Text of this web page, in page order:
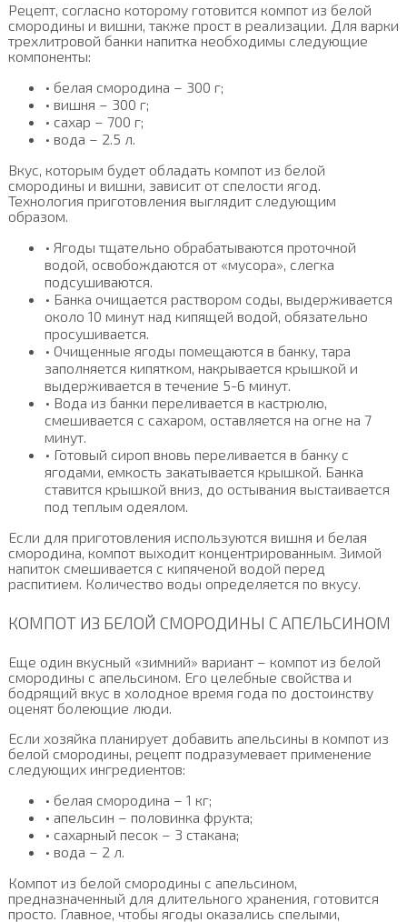
Рецепт, согласно которому готовится компот из белой
смородины и вишни, также прост в реализации. Для варки
трехлитровой банки напитка необходимы следующие
компоненты:
• белая смородина – 300 г;
• вишня – 300 г;
• сахар – 700 г;
• вода – 2.5 л.
Вкус, которым будет обладать компот из белой
смородины и вишни, зависит от спелости ягод.
Технология приготовления выглядит следующим
образом.
• Ягоды тщательно обрабатываются проточной
водой, освобождаются от «мусора», слегка
подсушиваются.
• Банка очищается раствором соды, выдерживается
около 10 минут над кипящей водой, обязательно
просушивается.
• Очищенные ягоды помещаются в банку, тара
заполняется кипятком, накрывается крышкой и
выдерживается в течение 5-6 минут.
• Вода из банки переливается в кастрюлю,
смешивается с сахаром, оставляется на огне на 7
минут.
• Готовый сироп вновь переливается в банку с
ягодами, емкость закатывается крышкой. Банка
ставится крышкой вниз, до остывания выстаивается
под теплым одеялом.
Если для приготовления используются вишня и белая
смородина, компот выходит концентрированным. Зимой
напиток смешивается с кипяченой водой перед
распитием. Количество воды определяется по вкусу.
КОМПОТ ИЗ БЕЛОЙ СМОРОДИНЫ С АПЕЛЬСИНОМ
Еще один вкусный «зимний» вариант – компот из белой
смородины с апельсином. Его целебные свойства и
бодрящий вкус в холодное время года по достоинству
оценят болеющие люди.
Если хозяйка планирует добавить апельсины в компот из
белой смородины, рецепт подразумевает применение
следующих ингредиентов:
• белая смородина – 1 кг;
• апельсин – половинка фрукта;
• сахарный песок – 3 стакана;
• вода – 2 л.
Компот из белой смородины с апельсином,
предназначенный для длительного хранения, готовится
просто. Главное, чтобы ягоды оказались спелыми,